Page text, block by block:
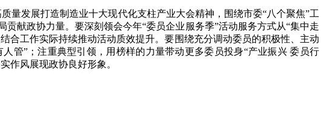
发展打造制造业十大现代化支柱产业大会精神，围绕市委“八个聚焦”工
献政协力量。要深刻领会今年“委员企业服务季”活动服务方式从“集中走
合工作实际持续推动活动质效提升。要围绕充分调动委员的积极性、主动
管”；注重典型引领，用榜样的力量带动更多委员投身“产业振兴 委员行
作风展现政协良好形象。